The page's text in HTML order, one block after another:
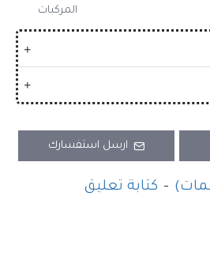
المركبات
ارسل استفسارك
- كتابة تعليق